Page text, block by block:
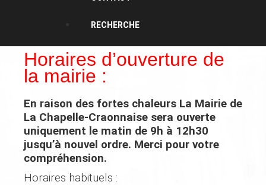
RECHERCHE
Horaires d’ouverture de
la mairie :
En raison des fortes chaleurs La Mairie de
La Chapelle-Craonnaise sera ouverte
uniquement le matin de 9h à 12h30
jusqu’à nouvel ordre. Merci pour votre
compréhension.
Horaires habituels :